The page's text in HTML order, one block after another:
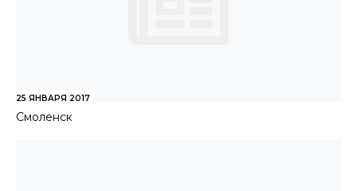
25 ЯНВАРЯ 2017
Смоленск